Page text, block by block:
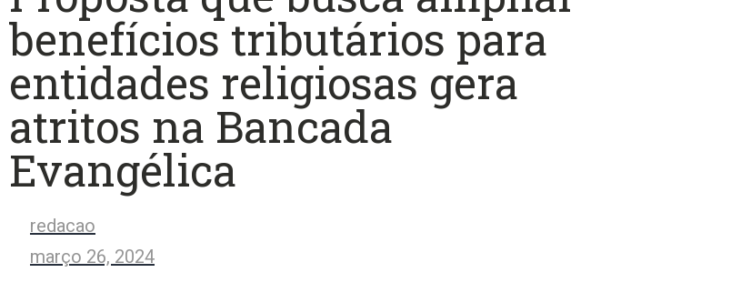
benefícios tributários para
entidades religiosas gera
atritos na Bancada
Evangélica
redacao
março 26, 2024